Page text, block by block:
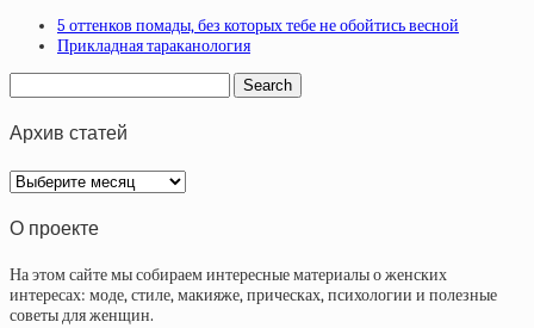
5 оттенков помады, без которых тебе не обойтись весной
Прикладная тараканология
Архив статей
Архив
статей
О проекте
На этом сайте мы собираем интересные материалы о женских
интересах: моде, стиле, макияже, прическах, психологии и полезные
советы для женщин.